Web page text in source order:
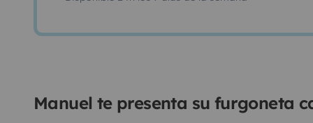
Manuel te presenta su furgoneta